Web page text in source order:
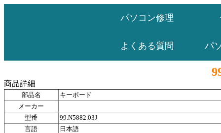
パソコン修理
よくある質問 パ
商品詳細
部品名
キーボード
メーカー
型番
99.N5882.03J
言語
日本語